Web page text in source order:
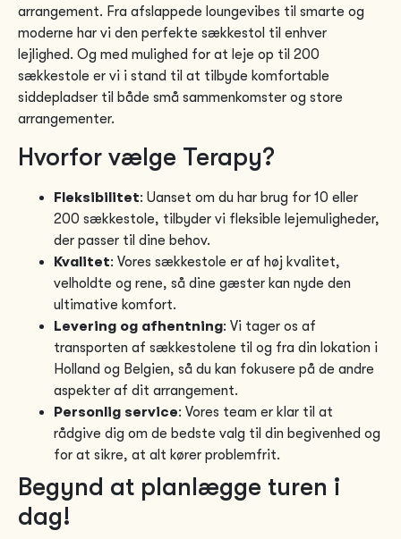
arrangement. Fra afslappede loungevibes til smarte og
moderne har vi den perfekte sækkestol til enhver
lejlighed. Og med mulighed for at leje op til 200
sækkestole er vi i stand til at tilbyde komfortable
siddepladser til både små sammenkomster og store
arrangementer.
Hvorfor vælge Terapy?
Fleksibilitet: Uanset om du har brug for 10 eller
200 sækkestole, tilbyder vi fleksible lejemuligheder,
der passer til dine behov.
Kvalitet: Vores sækkestole er af høj kvalitet,
velholdte og rene, så dine gæster kan nyde den
ultimative komfort.
Levering og afhentning: Vi tager os af
transporten af sækkestolene til og fra din lokation i
Holland og Belgien, så du kan fokusere på de andre
aspekter af dit arrangement.
Personlig service: Vores team er klar til at
rådgive dig om de bedste valg til din begivenhed og
for at sikre, at alt kører problemfrit.
Begynd at planlægge turen i
dag!